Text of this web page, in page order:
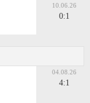
10.06.26
0:1
04.08.26
4:1